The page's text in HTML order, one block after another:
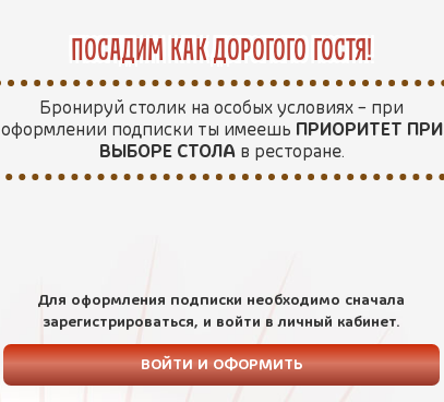
посадим как дорогого гостя!
Бронируй столик на особых условиях – при
оформлении подписки ты имеешь ПРИОРИТЕТ ПРИ
ВЫБОРЕ СТОЛАв ресторане.
Для оформления подписки необходимо сначала
зарегистрироваться, и войти в личный кабинет.
ВОЙТИ И ОФОРМИТЬ